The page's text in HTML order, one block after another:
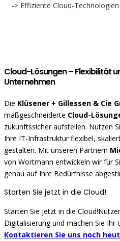
-> Effiziente Cloud-
Cloud-Lösungen – Flexibilität
Unternehmen
Die Klüsener + Gillessen & Cie
maßgeschneiderte Cloud-
zukunftssicher aufstellen. Nutzen
Ihre IT-Infrastruktur flexibel,
gestalten. Mit unseren Partnern
von Wortmann entwickeln wir für
genau auf Ihre Bedürfnisse
Starten Sie jetzt in die Cloud!
Starten Sie jetzt in die
Digitalisierung und machen Sie
Kontaktieren Sie uns noch